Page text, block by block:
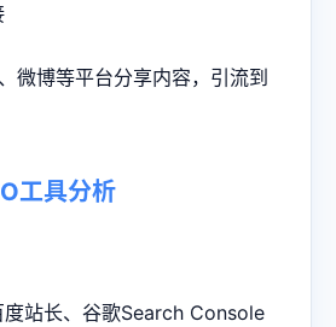
微博等平台分享内容，引流到
工具分析
度站长、谷歌Search Console